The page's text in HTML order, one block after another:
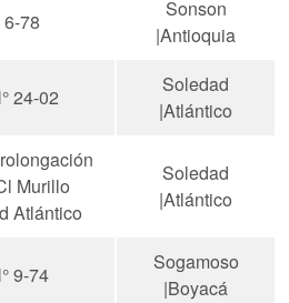
6-78
Sonson
|Antioquia
24-02
Soledad
|Atlántico
Murillo
Atlántico
Soledad
|Atlántico
9-74
Sogamoso
|Boyacá